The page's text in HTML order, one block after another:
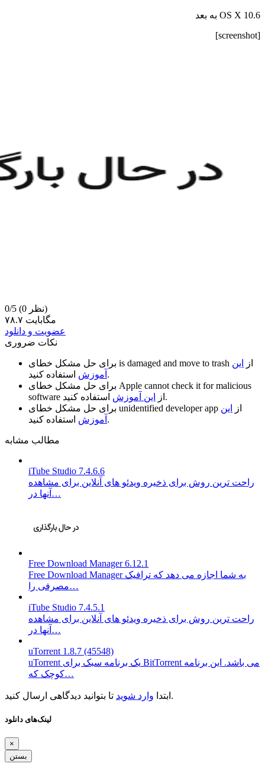
OS X 10.6 به بعد
[screenshot]
0/5
(0 نظر)
۷۸.۷ مگابایت
عضویت و دانلود
نکات ضروری
is damaged and move to trash از
این
آموزش استفاده کنید.
Apple cannot check it for malicious
software
از این آموزش
استفاده کنید.
unidentified developer app از
این
آموزش استفاده کنید.
مطالب مشابه
iTube Studio 7.4.6.6
راحت ترین روش برای ذخیره ویدئو های آنلاین برای مشاهده
آنها در…
Free Download Manager 6.12.1
Free Download Manager به شما اجازه می دهد که ترافیک
مصرفی را…
iTube Studio 7.4.5.1
راحت ترین روش برای ذخیره ویدئو های آنلاین برای مشاهده
آنها در…
uTorrent 1.8.7 (45548)
uTorrent یک برنامه سبک برای BitTorrent می باشد. این برنامه
کوچک که…
ابتدا وارد شوید تا بتوانید دیدگاهی ارسال کنید.
لینک‌های دانلود
×
بستن